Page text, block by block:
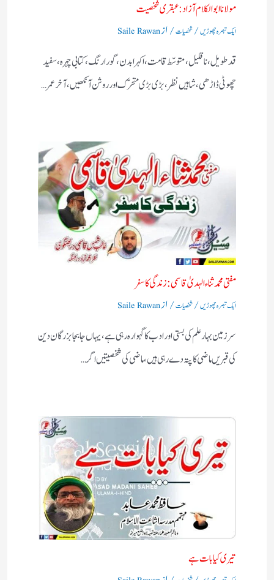
مولانا ابوالکلام آزاد:عبقری شخصیت
ایک تبصرہ چھوڑیں/شخصیات/ ازSaile Rawan
قد طویل، نا قلیل، متوسّط قامت، اکہرا بدن، گورا رنگ، کتابی چہرہ، سفید
چھوٹی ڈاڑھی، شاہیں نظر، بڑی بڑی متحرّک اور روشن آنکھیں، آخر عمر…
مفتی محمد ثناء الہدیٰ قاسمی: زندگی کا سفر
ایک تبصرہ چھوڑیں/شخصیات/ ازSaile Rawan
سرزمین بہارعلم کی بستی اورادب کا گہوارہ رہی ہے، یہاں جابجا بزرگان دین
کی قبریں ماضی کا پتہ دے رہی ہیں، ماضی کی شخصیتیں اگر…
تیری کیا بات ہے